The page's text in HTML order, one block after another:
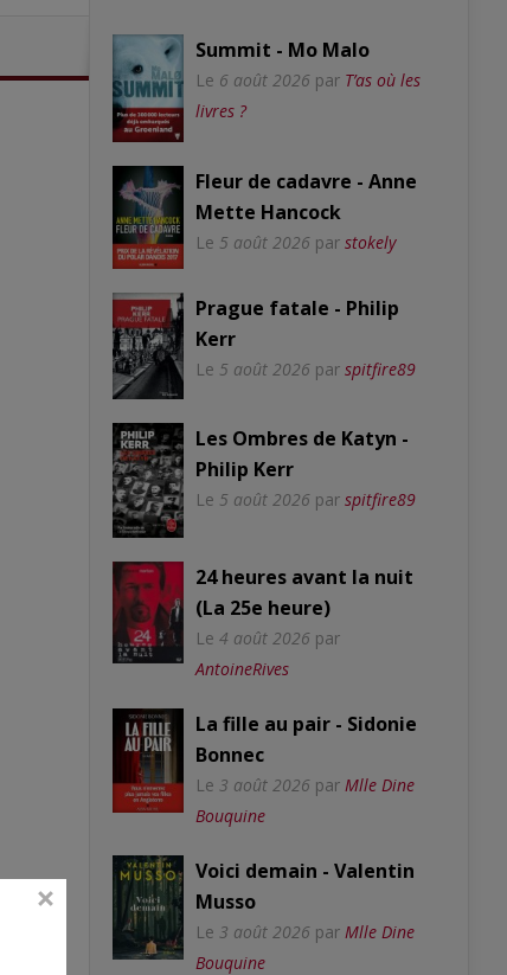
Summit - Mo Malo
Le 6 août 2026 par T’as où les
livres ?
Fleur de cadavre - Anne
Mette Hancock
Le 5 août 2026 par stokely
Prague fatale - Philip
Kerr
Le 5 août 2026 par spitfire89
Les Ombres de Katyn -
Philip Kerr
Le 5 août 2026 par spitfire89
24 heures avant la nuit
(La 25e heure)
Le 4 août 2026 par
AntoineRives
La fille au pair - Sidonie
Bonnec
Le 3 août 2026 par Mlle Dine
Bouquine
Voici demain - Valentin
Musso
Le 3 août 2026 par Mlle Dine
Bouquine